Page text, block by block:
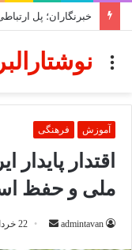
خبرنگاران؛ پل
منو
آموزش فرهنگی
اقتدار
ملی و حفظ
admintavan
ارسال22 خرداد 1405